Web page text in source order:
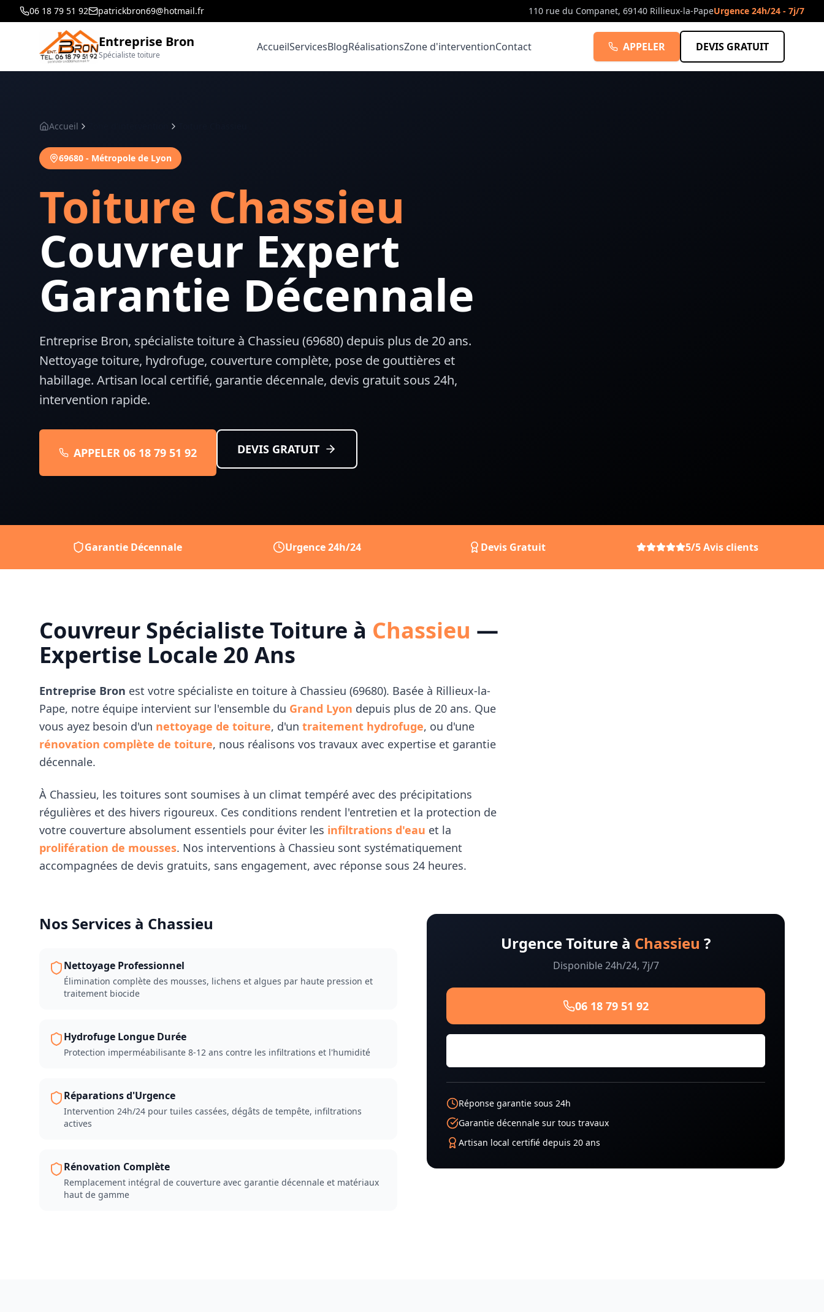
06 18 79 51 92 patrickbron69@hotmail.fr 110 rue du Companet, 69140 Rillieux-la-PapeUrgence 24h/24 - 7j/7
Entreprise Bron
Spécialiste toiture
AccueilServicesBlogRéalisationsZone d'interventionContact APPELER DEVIS GRATUIT
Accueil
69680 - Métropole de Lyon
Toiture Chassieu
Couvreur Expert
Garantie Décennale
Entreprise Bron, spécialiste toiture à Chassieu (69680) depuis plus de 20 ans.
Nettoyage toiture, hydrofuge, couverture complète, pose de gouttières et
habillage. Artisan local certifié, garantie décennale, devis gratuit sous 24h,
intervention rapide.
APPELER 06 18 79 51 92 DEVIS GRATUIT
Garantie Décennale Urgence 24h/24 Devis Gratuit 5/5 Avis clients
Couvreur Spécialiste Toiture à Chassieu —
Expertise Locale 20 Ans
Entreprise Bron est votre spécialiste en toiture à Chassieu (69680). Basée à Rillieux-la-
Pape, notre équipe intervient sur l'ensemble du Grand Lyon depuis plus de 20 ans. Que
vous ayez besoin d'un nettoyage de toiture, d'un traitement hydrofuge, ou d'une
rénovation complète de toiture, nous réalisons vos travaux avec expertise et garantie
décennale.
À Chassieu, les toitures sont soumises à un climat tempéré avec des précipitations
régulières et des hivers rigoureux. Ces conditions rendent l'entretien et la protection de
votre couverture absolument essentiels pour éviter les infiltrations d'eau et la
prolifération de mousses. Nos interventions à Chassieu sont systématiquement
accompagnées de devis gratuits, sans engagement, avec réponse sous 24 heures.
Nos Services à Chassieu
Nettoyage Professionnel
Élimination complète des mousses, lichens et algues par haute pression et
traitement biocide
Hydrofuge Longue Durée
Protection imperméabilisante 8-12 ans contre les infiltrations et l'humidité
Réparations d'Urgence
Intervention 24h/24 pour tuiles cassées, dégâts de tempête, infiltrations
actives
Rénovation Complète
Remplacement intégral de couverture avec garantie décennale et matériaux
haut de gamme
Urgence Toiture à Chassieu ?
Disponible 24h/24, 7j/7
06 18 79 51 92
Réponse garantie sous 24h
Garantie décennale sur tous travaux
Artisan local certifié depuis 20 ans